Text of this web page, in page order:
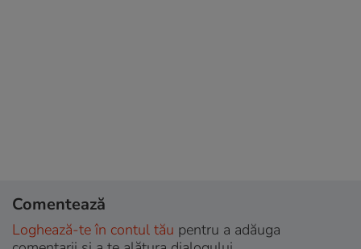
Comentează
Loghează-te în contul tău pentru a adăuga